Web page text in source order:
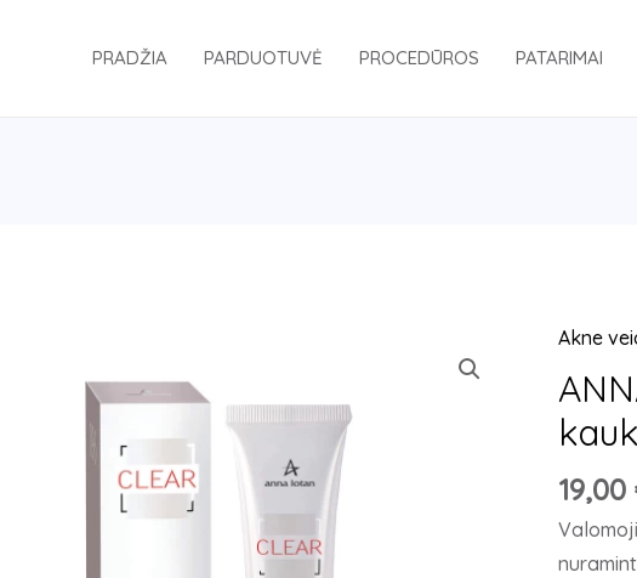
PRADŽIA PARDUOTUVĖ PROCEDŪROS PATARIMAI
Akne
19,00
kiekis:
ANNA
LOTAN
A